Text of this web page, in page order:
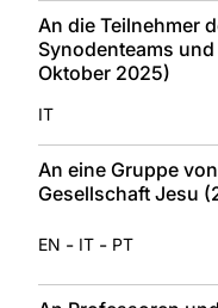
An die Teilnehmer
Synodenteams
Oktober 2025)
IT
An eine Gruppe
Gesellschaft Jesu
EN - IT - PT